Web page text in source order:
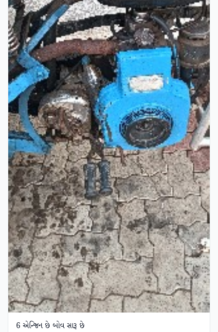
6 એન્જિન છે બોવ સારૂ છે